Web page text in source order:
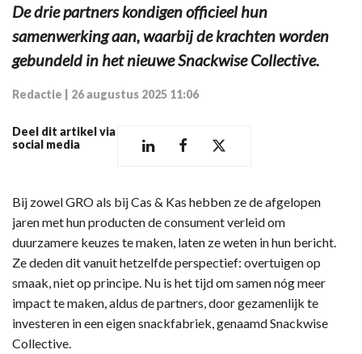
De drie partners kondigen officieel hun
samenwerking aan, waarbij de krachten worden
gebundeld in het nieuwe Snackwise Collective.
Redactie 26 augustus 2025 11:06
Deel dit artikel via
social media
Bij zowel GRO als bij Cas & Kas hebben ze de afgelopen
jaren met hun producten de consument verleid om
duurzamere keuzes te maken, laten ze weten in hun bericht.
Ze deden dit vanuit hetzelfde perspectief: overtuigen op
smaak, niet op principe. Nu is het tijd om samen nóg meer
impact te maken, aldus de partners, door gezamenlijk te
investeren in een eigen snackfabriek, genaamd Snackwise
Collective.